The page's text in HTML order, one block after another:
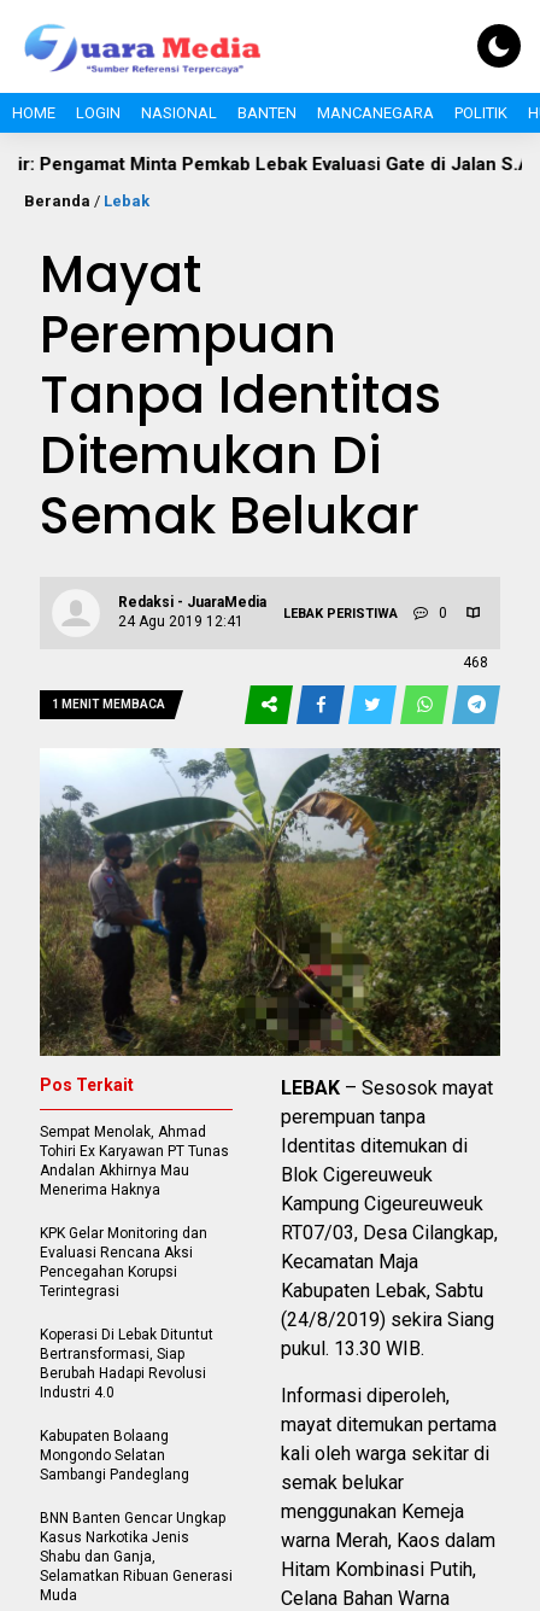
HOME LOGIN NASIONAL BANTEN MANCANEGARA POLITIK
Minta Pemkab Lebak Evaluasi Gate di Jalan S.A. Tirtayasa
Beranda / Lebak
Mayat
Perempuan
Tanpa Identitas
Ditemukan Di
Semak Belukar
Redaksi - JuaraMedia
24 Agu 2019 12:41
LEBAK PERISTIWA 0
468
1 MENIT MEMBACA
LEBAK – Sesosok mayat
perempuan tanpa
Identitas ditemukan di
Blok Cigereuweuk
Kampung Cigeureuweuk
RT07/03, Desa Cilangkap,
Kecamatan Maja
Kabupaten Lebak, Sabtu
(24/8/2019) sekira Siang
pukul. 13.30 WIB.
Informasi diperoleh,
mayat ditemukan pertama
kali oleh warga sekitar di
semak belukar
menggunakan Kemeja
warna Merah, Kaos dalam
Hitam Kombinasi Putih,
Celana Bahan Warna
Pos Terkait
Sempat Menolak, Ahmad
Tohiri Ex Karyawan PT Tunas
Andalan Akhirnya Mau
Menerima Haknya
KPK Gelar Monitoring dan
Evaluasi Rencana Aksi
Pencegahan Korupsi
Terintegrasi
Koperasi Di Lebak Dituntut
Bertransformasi, Siap
Berubah Hadapi Revolusi
Industri 4.0
Kabupaten Bolaang
Mongondo Selatan
Sambangi Pandeglang
BNN Banten Gencar Ungkap
Kasus Narkotika Jenis
Shabu dan Ganja,
Selamatkan Ribuan Generasi
Muda